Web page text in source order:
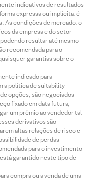
indicativos de resultados
expressa ou implícita, é
As condições de mercado, o
da empresa e do setor
resultar até mesmo
recomendada para o
garantias sobre o
indicado para
a política de suitability
opções, são negociados
fixado em data futura,
um prêmio ao vendedor tal
derivativos são
altas relações de risco e
de perdas
para o investimento
garantido neste tipo de
compra ou a venda de uma